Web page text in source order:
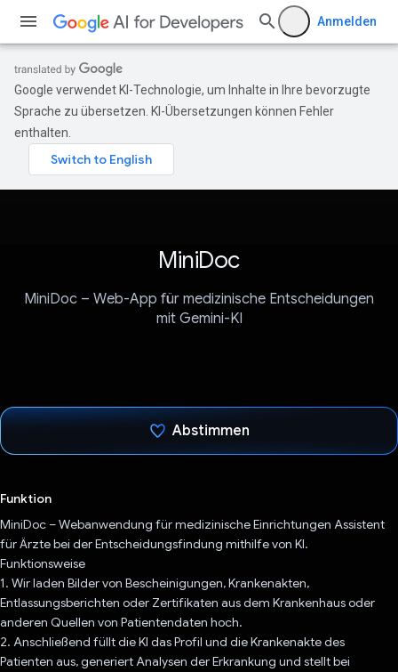
Anmelden
Google verwendet KI-Technologie, um Inhalte in Ihre bevorzugte
Sprache zu übersetzen. KI-Übersetzungen können Fehler
enthalten.
MiniDoc
MiniDoc – Web-App für medizinische Entscheidungen
mit Gemini-KI
Abstimmen
Funktion
MiniDoc – Webanwendung für medizinische Einrichtungen Assistent
für Ärzte bei der Entscheidungsfindung mithilfe von KI.
Funktionsweise
1. Wir laden Bilder von Bescheinigungen, Krankenakten,
Entlassungsberichten oder Zertifikaten aus dem Krankenhaus oder
anderen Quellen von Patientendaten hoch.
2. Anschließend füllt die KI das Profil und die Krankenakte des
Patienten aus, generiert Analysen der Erkrankung und stellt bei